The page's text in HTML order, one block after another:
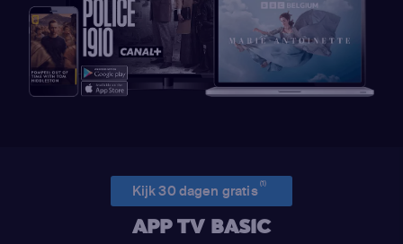
Kijk 30 dagen gratis(1)
APP TV BASIC